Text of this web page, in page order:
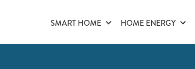
SMART HOME HOME ENERGY